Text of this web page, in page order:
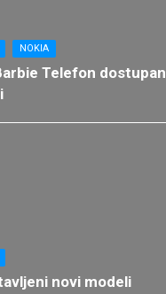
NOKIA
Telefon dostupan
novi modeli